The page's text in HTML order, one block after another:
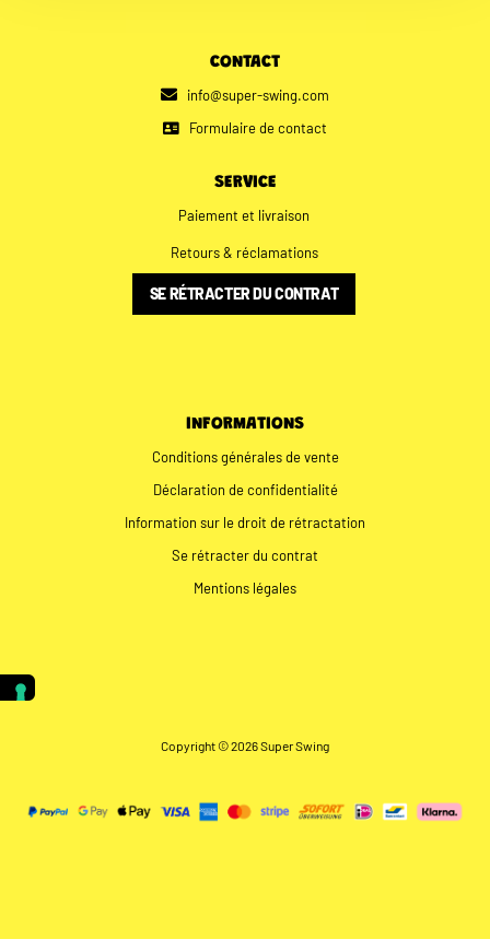
CONTACT
info@super-swing.com
Formulaire de contact
SERVICE
Paiement et livraison
Retours & réclamations
SE RÉTRACTER DU CONTRAT
INFORMATIONS
Conditions générales de vente
Déclaration de confidentialité
Information sur le droit de rétractation
Se rétracter du contrat
Mentions légales
Copyright © 2026 Super Swing